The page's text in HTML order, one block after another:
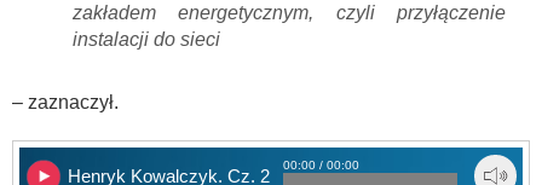
zakładem energetycznym, czyli przyłączenie
instalacji do sieci
– zaznaczył.
Henryk Kowalczyk. Cz. 2
00:00 / 00:00